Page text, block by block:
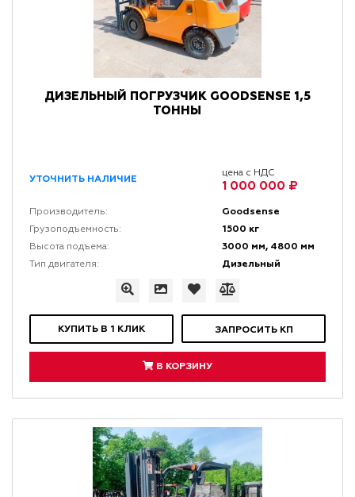
ДИЗЕЛЬНЫЙ ПОГРУЗЧИК GOODSENSE 1,5
ТОННЫ
УТОЧНИТЬ НАЛИЧИЕ
цена с НДС
1 000 000 ₽
Производитель: Goodsense
Грузоподъемность: 1500 кг
Высота подъема: 3000 мм, 4800 мм
Тип двигателя: Дизельный
КУПИТЬ В 1 КЛИК ЗАПРОСИТЬ КП
В КОРЗИНУ